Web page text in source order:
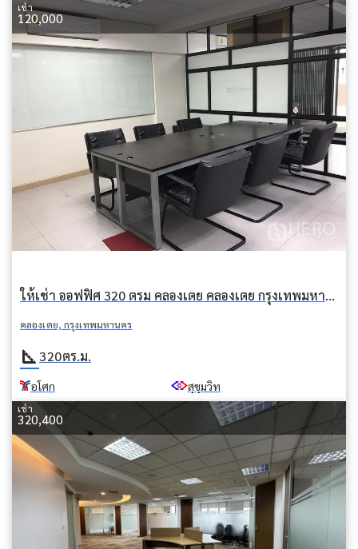
เช่า
120,000
ให้เช่า ออฟฟิศ 320 ตรม คลองเตย คลองเตย กรุงเทพมหานคร BTS อโศก
คลองเตย, กรุงเทพมหานคร
square_foot 320ตร.ม.
อโศก สุขุมวิท
เช่า
320,400